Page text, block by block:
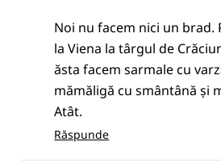
Noi nu facem nici un
la Viena la târgul de
ăsta facem sarmale cu
mămăligă cu smântână și
Atât.
Răspunde